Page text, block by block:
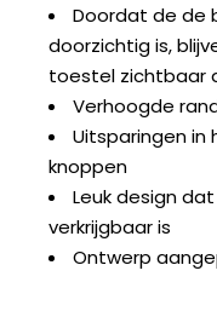
Doordat de de
doorzichtig is,
toestel zichtbaar
Verhoogde
Uitsparingen in
knoppen
Leuk design
verkrijgbaar is
Ontwerp